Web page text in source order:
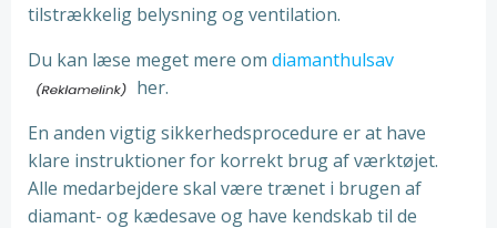
tilstrækkelig belysning og ventilation.
Du kan læse meget mere om diamanthulsav
her.
En anden vigtig sikkerhedsprocedure er at have
klare instruktioner for korrekt brug af værktøjet.
Alle medarbejdere skal være trænet i brugen af
diamant- og kædesave og have kendskab til de